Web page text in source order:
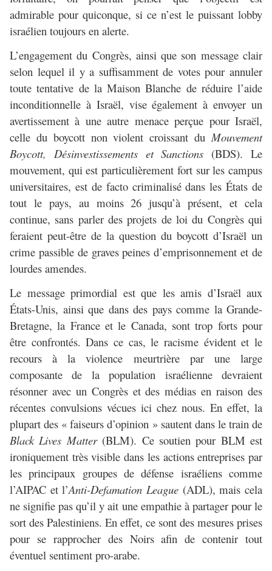
admirable pour quiconque, si ce n’est le puissant lobby
israélien toujours en alerte.
L’engagement du Congrès, ainsi que son message clair
selon lequel il y a suffisamment de votes pour annuler
toute tentative de la Maison Blanche de réduire l’aide
inconditionnelle à Israël, vise également à envoyer un
avertissement à une autre menace perçue pour Israël,
celle du boycott non violent croissant du Mouvement
Boycott, Désinvestissements et Sanctions (BDS). Le
mouvement, qui est particulièrement fort sur les campus
universitaires, est de facto criminalisé dans les États de
tout le pays, au moins 26 jusqu’à présent, et cela
continue, sans parler des projets de loi du Congrès qui
feraient peut-être de la question du boycott d’Israël un
crime passible de graves peines d’emprisonnement et de
lourdes amendes.
Le message primordial est que les amis d’Israël aux
États-Unis, ainsi que dans des pays comme la Grande-
Bretagne, la France et le Canada, sont trop forts pour
être confrontés. Dans ce cas, le racisme évident et le
recours à la violence meurtrière par une large
composante de la population israélienne devraient
résonner avec un Congrès et des médias en raison des
récentes convulsions vécues ici chez nous. En effet, la
plupart des « faiseurs d’opinion » sautent dans le train de
Black Lives Matter(BLM). Ce soutien pour BLM est
ironiquement très visible dans les actions entreprises par
les principaux groupes de défense israéliens comme
l’AIPAC et l’Anti-Defamation League (ADL), mais cela
ne signifie pas qu’il y ait une empathie à partager pour le
sort des Palestiniens. En effet, ce sont des mesures prises
pour se rapprocher des Noirs afin de contenir tout
éventuel sentiment pro-arabe.